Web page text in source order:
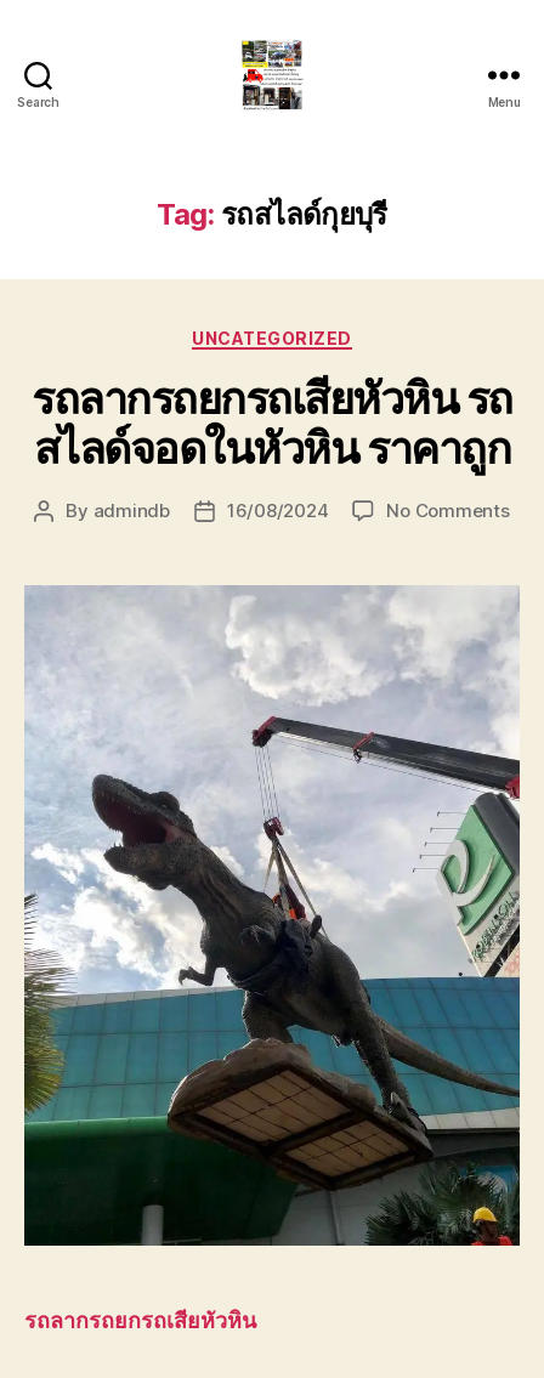
Search
สไลด์
ใน
หัวหิน
ชั่วโมง
โทร
0888000456
Menu
Tag: รถสไลด์กุยบุรี
Categories
UNCATEGORIZED
รถลากรถยกรถเสียหัวหิน รถ
สไลด์จอดในหัวหิน ราคาถูก
Post
By admindb
Post16/08/2024 No Commentson
รถ
ยก
รถ
จอด
ใน
หัว
ราค
ถูก
รถลากรถยกรถเสียหัวหิน